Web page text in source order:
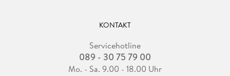
KONTAKT
Servicehotline
089 - 30 75 79 00
Mo. - Sa. 9.00 - 18.00 Uhr